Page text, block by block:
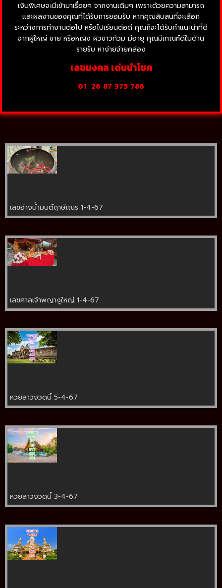
เงินพิเศษจะมีเข้ามาเรื่อยๆ จากงานเดิมๆ เพราะด้วยความสามารถ
และผลงานของคุณที่ได้รับการยอมรับ หากคุณสับสนที่จะเลือก
ระหว่างการทำงานต่อไป หรือไปเรียนต่อดี คุณก็จะได้รับคำแนะนำที่ดี
จากผู้ใหญ่ ชาย หรือหญิง ผิวขาวท้วม มีอายุ คุณมีเกณฑ์ดีในด้าน
รายรับ หาง่ายจ่ายคล่อง
เลขมงคล เด่นนำโชค
01 26 87 375 786
เลขอ่างน้ำมนต์ฤาษีเณร 1-4-67
เลขศาลเจ้าพญางูใหญ่ 1-4-67
หวยลาวงวดนี้ 5-4-67
หวยลาวงวดนี้ 3-4-67